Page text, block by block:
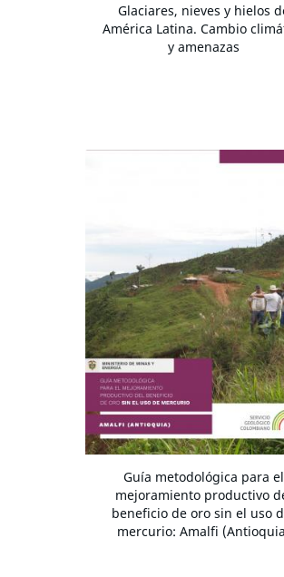
Glaciares, nieves y hielos
América Latina. Cambio
y amenazas
Guía metodológica para el
mejoramiento productivo
beneficio de oro sin el uso
mercurio: Amalfi